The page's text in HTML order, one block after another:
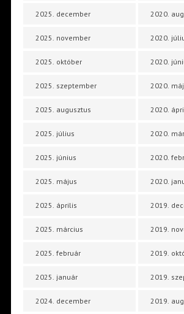
2025. december
2025. november
2025. október
2025. szeptember
2025. augusztus
2025. július
2025. június
2025. május
2025. április
2025. március
2025. február
2025. január
2024. december
2020.
2020.
2020.
2020.
2020.
2020.
2020.
2020.
2019.
2019.
2019.
2019.
2019.